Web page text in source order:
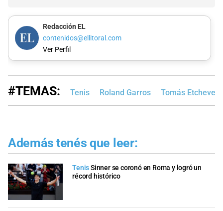
Redacción EL
contenidos@ellitoral.com
Ver Perfil
#TEMAS: Tenis Roland Garros Tomás
Además tenés que leer:
TenisSinner se coronó en Roma y logró un
récord histórico